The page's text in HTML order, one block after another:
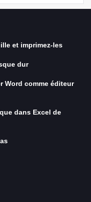
et imprimez-les
dur
Word comme éditeur
dans Excel de